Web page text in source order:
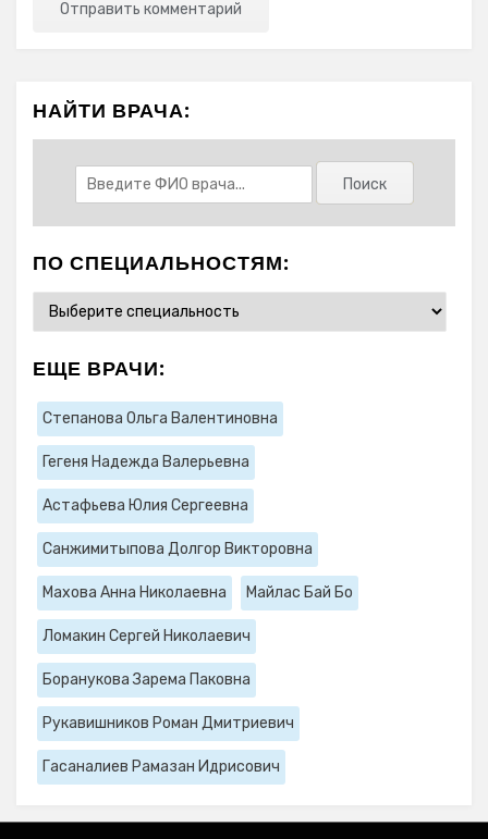
НАЙТИ ВРАЧА:
ПО СПЕЦИАЛЬНОСТЯМ:
ЕЩЕ ВРАЧИ:
Степанова Ольга Валентиновна
Гегеня Надежда Валерьевна
Астафьева Юлия Сергеевна
Санжимитыпова Долгор Викторовна
Махова Анна Николаевна Майлас Бай Бо
Ломакин Сергей Николаевич
Боранукова Зарема Паковна
Рукавишников Роман Дмитриевич
Гасаналиев Рамазан Идрисович